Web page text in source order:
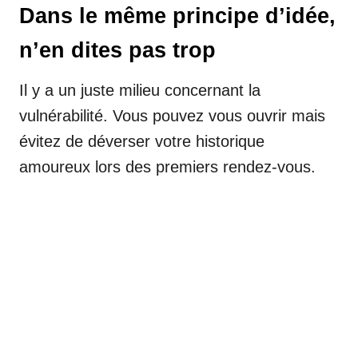
Dans le même principe d’idée,
n’en dites pas trop
Il y a un juste milieu concernant la
vulnérabilité. Vous pouvez vous ouvrir mais
évitez de déverser votre historique
amoureux lors des premiers rendez-vous.